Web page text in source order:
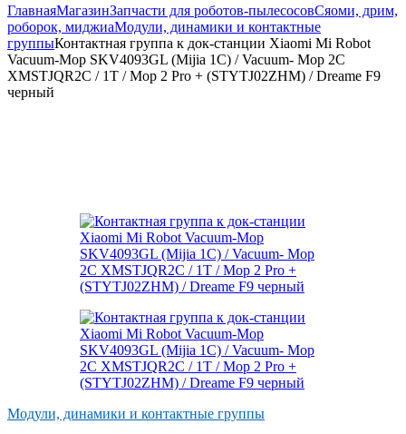
ГлавнаяМагазинЗапчасти для роботов-пылесосовСяоми, дрим,
роборок, миджиаМодули, динамики и контактные
группыКонтактная группа к док-станции Xiaomi Mi Robot
Vacuum-Mop SKV4093GL (Mijia 1C) / Vacuum- Mop 2C
XMSTJQR2C / 1T / Mop 2 Pro + (STYTJ02ZHM) / Dreame F9
черный
Модули, динамики и контактные группы